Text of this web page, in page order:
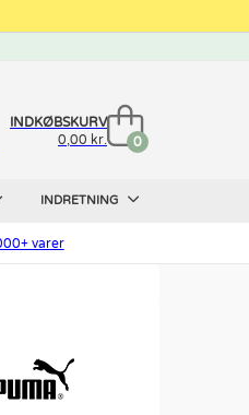
INDKØBSKURV
0,00 kr.
0
INDRETNING
varer